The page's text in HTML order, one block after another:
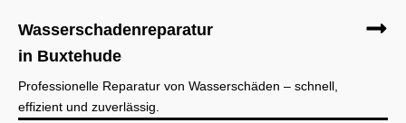
Wasserschadenreparatur
in Buxtehude
Professionelle Reparatur von Wasserschäden – schnell,
effizient und zuverlässig.